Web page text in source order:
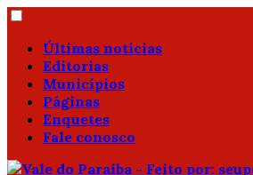
Últimas notícias
Editorias
Municípios
Páginas
Enquetes
Fale conosco